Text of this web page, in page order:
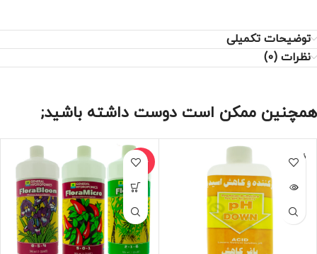
توضیحات تکمیلی
نظرات (0)
همچنین ممکن است دوست داشته باشید;
فروخته
شده
حراج